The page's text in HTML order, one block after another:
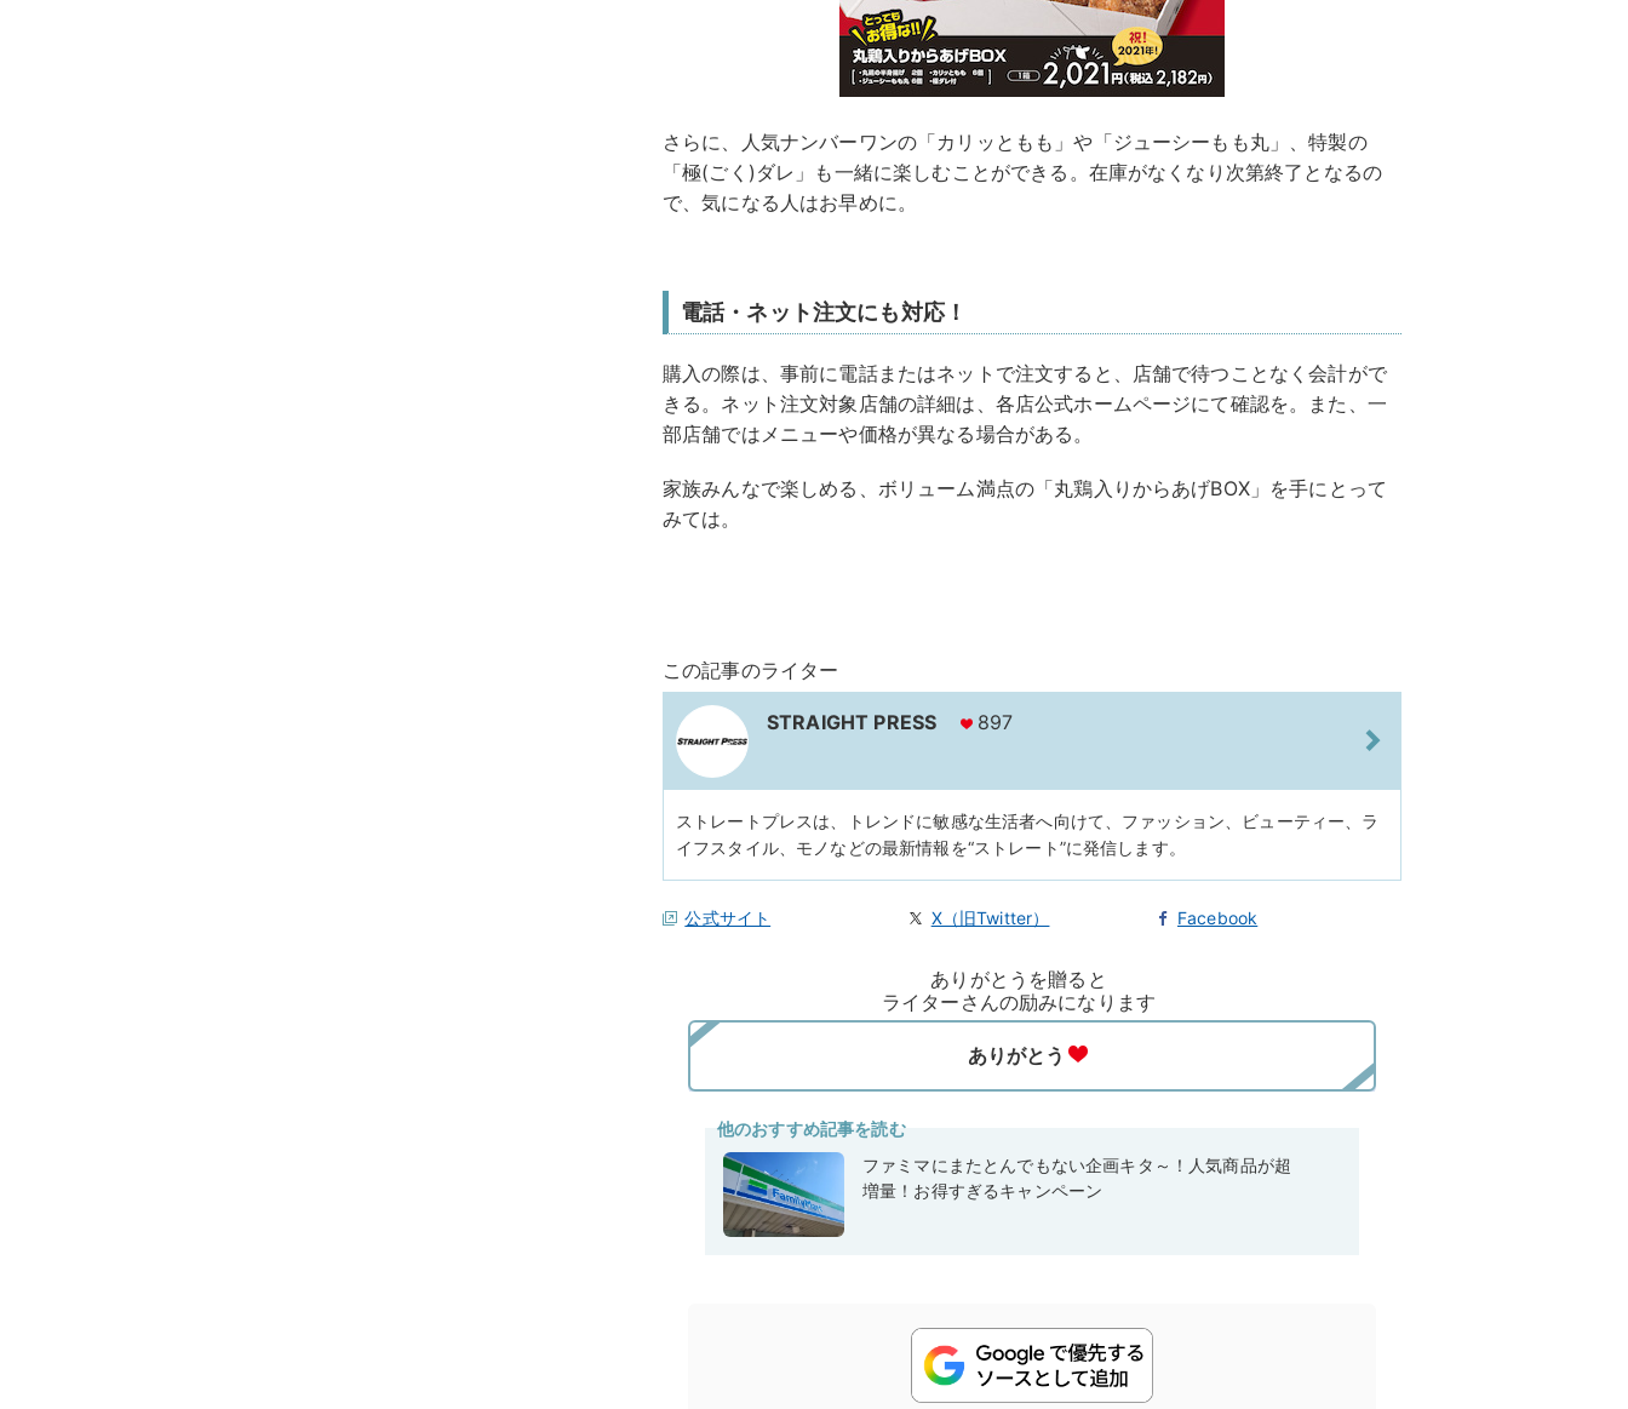
さらに、人気ナンバーワンの「カリッともも」や「ジューシーもも丸」、特製の
「極(ごく)ダレ」も一緒に楽しむことができる。在庫がなくなり次第終了となるの
で、気になる人はお早めに。
電話・ネット注文にも対応！
購入の際は、事前に電話またはネットで注文すると、店舗で待つことなく会計がで
きる。ネット注文対象店舗の詳細は、各店公式ホームページにて確認を。また、一
部店舗ではメニューや価格が異なる場合がある。
家族みんなで楽しめる、ボリューム満点の「丸鶏入りからあげBOX」を手にとって
みては。
この記事のライター
STRAIGHT PRESS 897
ストレートプレスは、トレンドに敏感な生活者へ向けて、ファッション、ビューティー、ラ
イフスタイル、モノなどの最新情報を“ストレート”に発信します。
公式サイト X（旧Twitter） Facebook
ありがとうを贈ると
ライターさんの励みになります
他のおすすめ記事を読む
ファミマにまたとんでもない企画キタ～！人気商品が超
増量！お得すぎるキャンペーン